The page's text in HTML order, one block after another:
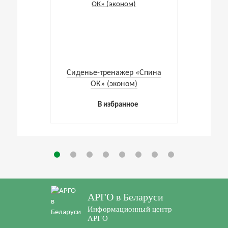
Cиденье-тренажер «Спина
ОК» (эконом)
В избранное
АРГО в Беларуси
Информационный центр
АРГО